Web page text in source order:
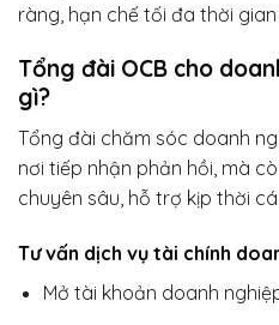
ràng, hạn chế tối đa thời
Tổng đài OCB cho
gì?
Tổng đài chăm sóc doanh
nơi tiếp nhận phản hồi, mà
chuyên sâu, hỗ trợ kịp thời
Tư vấn dịch vụ tài chính
Mở tài khoản doanh